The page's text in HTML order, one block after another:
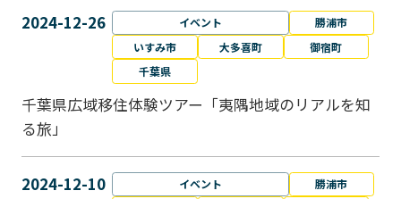
2024-12-26 イベント
勝浦市
いすみ市
大多喜町
御宿町
千葉県
千葉県広域移住体験ツアー「夷隅地域のリアルを知
る旅」
2024-12-10 イベント
勝浦市